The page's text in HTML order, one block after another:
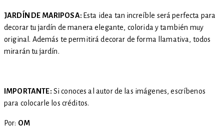
JARDÍN DE MARIPOSA: Esta idea tan increíble será perfecta para
decorar tu jardín de manera elegante, colorida y también muy
original. Además te permitirá decorar de forma llamativa, todos
mirarán tu jardín.
IMPORTANTE: Si conoces al autor de las imágenes, escríbenos
para colocarle los créditos.
Por: OM